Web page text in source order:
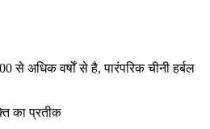
से अधिक वर्षों से है, पारंपरिक चीनी हर्बल
का प्रतीक